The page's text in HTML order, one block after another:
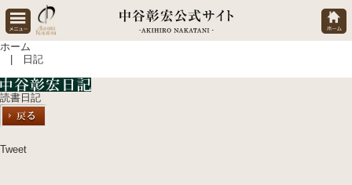
ホーム
| 日記
読書日記
Tweet